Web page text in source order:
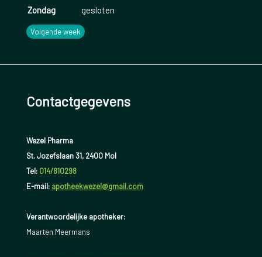
Zondag
gesloten
Volgende week
Contactgegevens
Wezel Pharma
St. Jozefslaan 31, 2400 Mol
Tel: 014/810298
E-mail: apotheekwezel@gmail.com
Verantwoordelijke apotheker:
Maarten Meermans